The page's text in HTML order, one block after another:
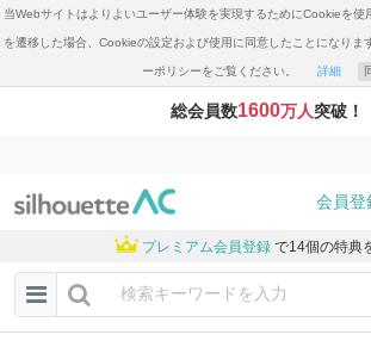
当Webサイトはよりよいユーザー体験を実現するためにCookieを使
を遷移した場合、Cookieの設定および使用に同意したことになりま
ーポリシーをご覧ください。 詳細
総会員数1600万人突破！
会員登
プレミアム会員登録 で14個の特典